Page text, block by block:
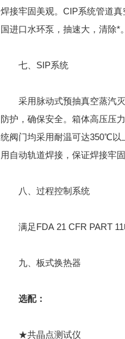
焊接牢固美观。CIP系统管道
国进口水环泵，抽速大，清除*。
七、SIP系统
采用脉动式预抽真空蒸汽灭
防护，确保安全。箱体高压压
统阀门均采用耐温可达350℃以
用自动轨道焊接，保证焊接牢
八、过程控制系统
满足FDA 21 CFR PART 11
九、板式换热器
选配：
★共晶点测试仪 ★